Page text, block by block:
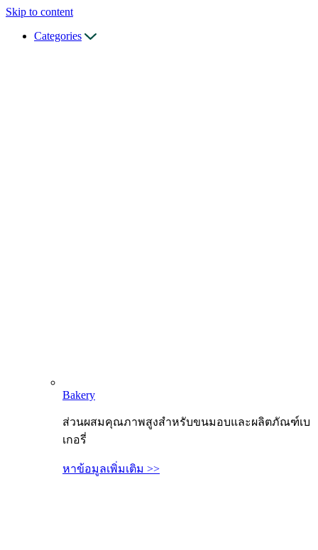
Skip to content
Categories
Bakery
ส่วนผสมคุณภาพสูงสำหรับขนมอบและผลิตภัณฑ์เบ
เกอรี่
หาข้อมูลเพิ่มเติม >>